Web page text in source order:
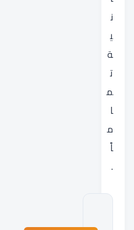
ن
ي
ة
ت
م
ا
م
اً
.